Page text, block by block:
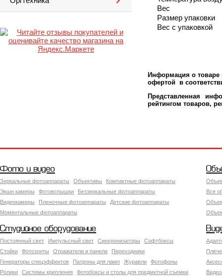
Вес
Размер упаковки
Вес с упаковкой
Информация о товаре
офертой в
Представленная
рейтингом товаров,
Фото и видео
Зеркальные фотоаппараты Объективы
Компактные фотоаппараты
Экшн камеры
Фотовспышки
Беззеркальные фотоаппараты
Видеокамеры
Пленочные фотоаппараты
Детские фотоаппараты
Моментальные фотоаппараты
Все
Студийное оборудование
Постоянный свет Импульсный свет Синхронизаторы
Софтбоксы
Стойки
Фотозонты Отражатели и панели
Переходники
Генераторы спецэффектов
Патроны для ламп Журавли
Фотофоны
Ролики
Системы крепления
Фотобоксы и столы для предметной съемки